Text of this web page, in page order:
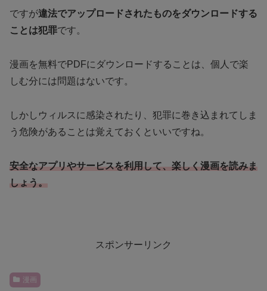
ですが違法でアップロードされたものをダウンロードする
ことは犯罪です。
漫画を無料でPDFにダウンロードすることは、個人で楽
しむ分には問題はないです。
しかしウィルスに感染されたり、犯罪に巻き込まれてしま
う危険があることは覚えておくといいですね。
安全なアプリやサービスを利用して、楽しく漫画を読みま
しょう。
スポンサーリンク
漫画